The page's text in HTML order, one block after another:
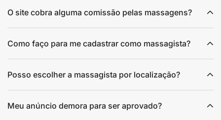
O site cobra alguma comissão pelas massagens?
Como faço para me cadastrar como massagista?
Posso escolher a massagista por localização?
Meu anúncio demora para ser aprovado?